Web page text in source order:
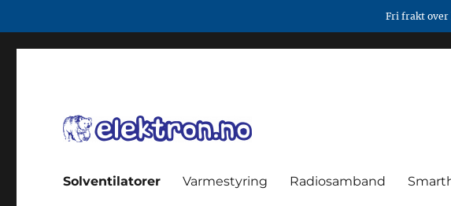
Fri frakt over
Solventilatorer Varmestyring Radiosamband